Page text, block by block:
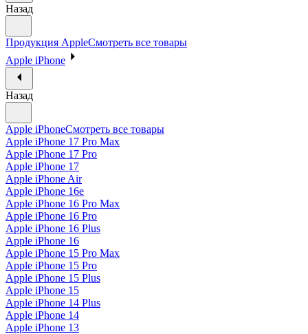
Назад
Продукция AppleСмотреть все товары
Apple iPhone
Назад
Apple iPhoneСмотреть все товары
Apple iPhone 17 Pro Max
Apple iPhone 17 Pro
Apple iPhone 17
Apple iPhone Air
Apple iPhone 16e
Apple iPhone 16 Pro Max
Apple iPhone 16 Pro
Apple iPhone 16 Plus
Apple iPhone 16
Apple iPhone 15 Pro Max
Apple iPhone 15 Pro
Apple iPhone 15 Plus
Apple iPhone 15
Apple iPhone 14 Plus
Apple iPhone 14
Apple iPhone 13